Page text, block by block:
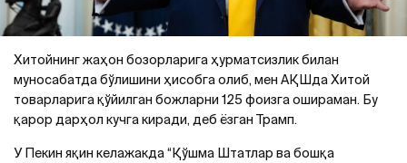
Хитойнинг жаҳон бозорларига ҳурматсизлик билан
муносабатда бўлишини ҳисобга олиб, мен АҚШда Хитой
товарларига қўйилган божларни 125 фоизга ошираман. Бу
қарор дарҳол кучга киради, деб ёзган Трамп.
У Пекин яқин келажакда “Қўшма Штатлар ва бошқа